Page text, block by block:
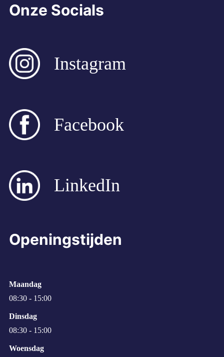
Onze Socials
Instagram
Facebook
LinkedIn
Openingstijden
Maandag
08:30 - 15:00
Dinsdag
08:30 - 15:00
Woensdag